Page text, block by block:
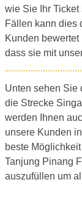
wie Sie Ihr Ticket
Fällen kann dies
Kunden
dass sie mit
Unten sehen Sie
die Strecke
werden Ihnen
unsere Kunden
beste
Tanjung Pinang
auszufüllen um